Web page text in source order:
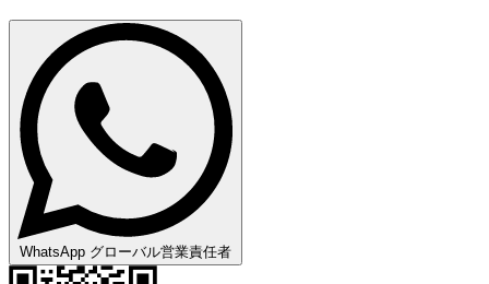
WhatsApp グローバル営業責任者